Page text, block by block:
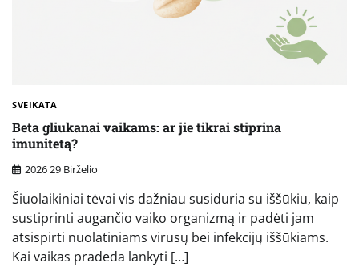
SVEIKATA
Beta gliukanai vaikams: ar jie tikrai stiprina
imunitetą?
2026 29 Birželio
Šiuolaikiniai tėvai vis dažniau susiduria su iššūkiu, kaip
sustiprinti augančio vaiko organizmą ir padėti jam
atsispirti nuolatiniams virusų bei infekcijų iššūkiams.
Kai vaikas pradeda lankyti […]